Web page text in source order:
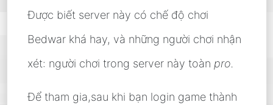
Được biết server này có chế độ chơi
Bedwar khá hay, và những người chơi nhận
xét: người chơi trong server này toàn pro.
Để tham gia,sau khi bạn login game thành